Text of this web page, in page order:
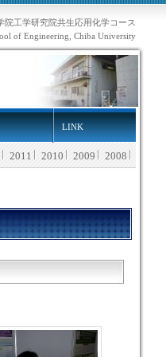
院工学研究院共生応用化学コース
of Engineering, Chiba University
LINK
2011 2010 2009 2008